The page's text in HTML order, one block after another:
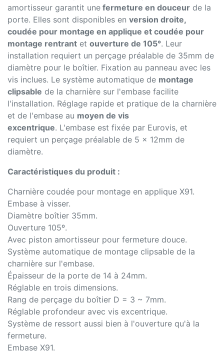
amortisseur garantit une fermeture en douceur de la
porte. Elles sont disponibles en version droite,
coudée pour montage en applique et coudée pour
montage rentrant et ouverture de 105°. Leur
installation requiert un perçage préalable de 35mm de
diamètre pour le boîtier. Fixation au panneau avec les
vis inclues. Le système automatique de montage
clipsable de la charnière sur l'embase facilite
l'installation. Réglage rapide et pratique de la charnière
et de l'embase au moyen de vis
excentrique. L'embase est fixée par Eurovis, et
requiert un perçage préalable de 5 x 12mm de
diamètre.
Caractéristiques du produit :
Charnière coudée pour montage en applique X91.
Embase à visser.
Diamètre boîtier 35mm.
Ouverture 105º.
Avec piston amortisseur pour fermeture douce.
Système automatique de montage clipsable de la
charnière sur l'embase.
Épaisseur de la porte de 14 à 24mm.
Réglable en trois dimensions.
Rang de perçage du boîtier D = 3 ~ 7mm.
Réglable profondeur avec vis excentrique.
Système de ressort aussi bien à l'ouverture qu'à la
fermeture.
Embase X91.